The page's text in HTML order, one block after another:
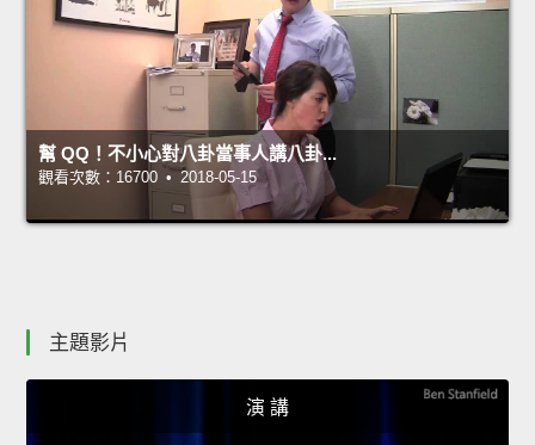
幫 QQ！不小心對八卦當事人講八卦...
觀看次數：16700 • 2018-05-15
主題影片
演 講